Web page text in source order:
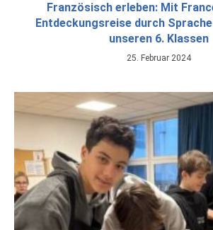
Französisch erleben: Mit
Entdeckungsreise durch
unseren 6. Klassen
25. Februar 2024